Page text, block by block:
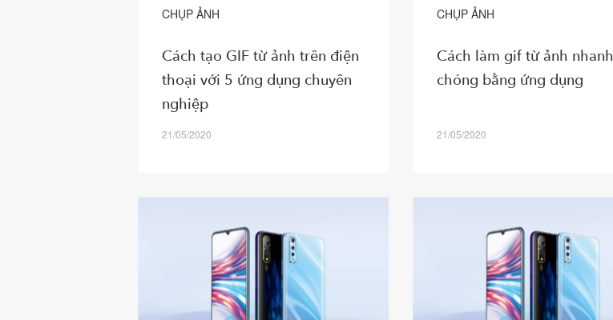
CHỤP ẢNH
Cách tạo GIF từ ảnh trên điện
thoại với 5 ứng dụng chuyên
nghiệp
21/05/2020
CHỤP ẢNH
Cách làm gif từ ảnh nhanh
chóng bằng ứng dụng
21/05/2020